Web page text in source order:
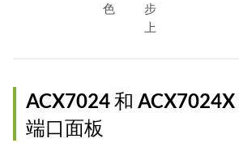
色
步
上
ACX7024和 ACX7024X
端口面板